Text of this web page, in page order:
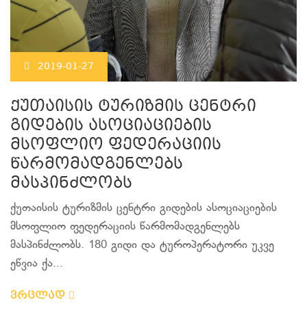
2019-01-27
ქუთაისის ტურიზმის ცენტრი
გიდების ასოციაციების
მსოფლიო ფედერაციის
წარმომადგენლებს
მასპინძლობს
ქუთაისის ტურიზმის ცენტრი გიდების ასოციაციების
მსოფლიო ფედერაციის წარმომადგენლებს
მასპინძლობს. 180 გიდი და ტუროპერატორი უკვე
ეწვია ქა...
ვრცლად